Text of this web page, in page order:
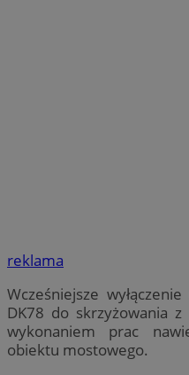
reklama
Wcześniejsze
DK78 do skrzyżowania
wykonaniem prac
obiektu mostowego.